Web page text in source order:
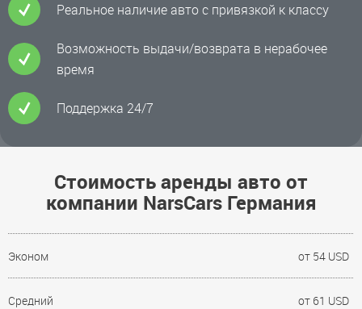
Реальное наличие авто с привязкой к классу
Возможность выдачи/возврата в нерабочее
время
Поддержка 24/7
Стоимость аренды авто от
компании NarsCars Германия
Эконом от 54 USD
Средний от 61 USD